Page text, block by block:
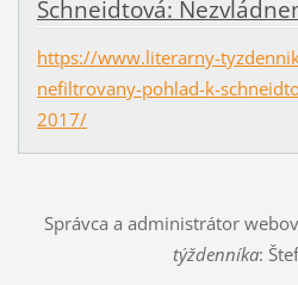
Schneidtová:
https://www.literarny-
nefiltrovany-pohlad-k-
2017/
Správca a administrátor
týždenníka: